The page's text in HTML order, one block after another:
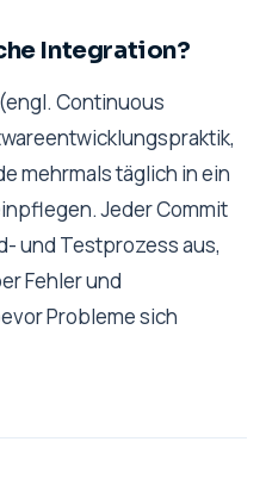
Integration?
Continuous
mehrmals täglich in ein
Jeder Commit
und Testprozess aus,
Fehler und
Probleme sich